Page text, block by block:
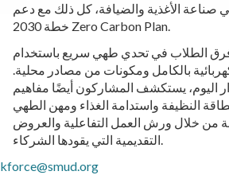
صناعة الأغذية والضيافة، كل ذلك مع دعم
خطة 2030 Zero Carbon Plan.
الطلاب في تحدي طهي سريع باستخدام
بالكامل ومكونات من مصادر محلية.
اليوم، يستكشف المشاركون أيضًا مفاهيم
النظيفة واستدامة الغذاء ومهن الطهي
من خلال ورش العمل التفاعلية والعروض
التقديمية التي يقودها الشركاء.